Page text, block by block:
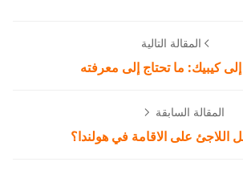
المقالة التالية
كيبيك: ما تحتاج إلى معرفته
المقالة السابقة
على الاقامة في هولندا؟